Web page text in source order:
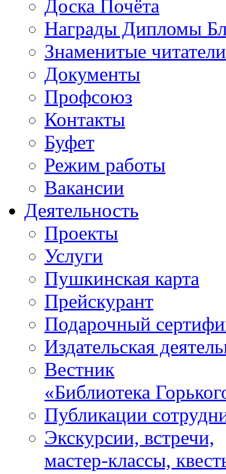
Доска Почёта
Награды Дипломы
Знаменитые
Документы
Профсоюз
Контакты
Буфет
Режим работы
Вакансии
Деятельность
Проекты
Услуги
Пушкинская карта
Прейскурант
Подарочный
Издательская
Вестник
«Библиотека
Публикации
Экскурсии, встречи,
мастер-классы,